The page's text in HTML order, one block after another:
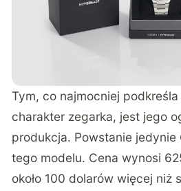
Tym, co najmocniej
charakter zegarka, jest jego
produkcja. Powstanie
tego modelu. Cena wynosi
około 100 dolarów więcej niż